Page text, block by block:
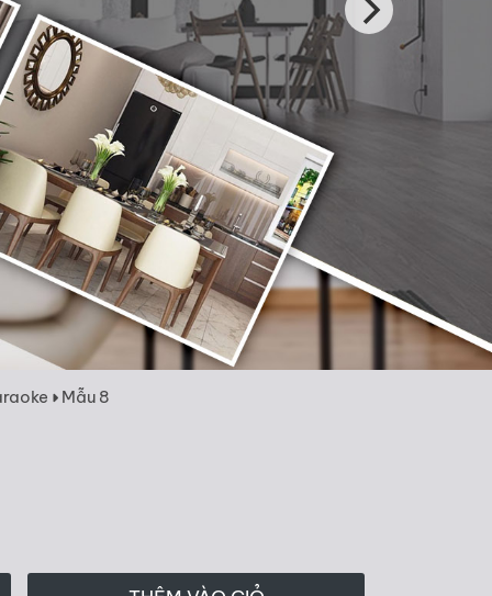
Mẫu 8